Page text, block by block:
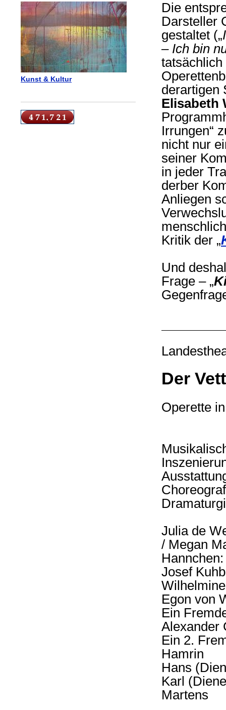
Kunst & Kultur
Die
Darsteller
gestaltet („
– Ich bin
derartigen
Elisabeth
Irrungen“
nicht nur
seiner
in jeder
derber
Anliegen
Kritik der „
Und
Frage – „
Der
Operette
Julia de
/ Megan
Josef
Egon von
Ein
Alexander
Ein 2.
Hamrin
Hans
Karl
Martens